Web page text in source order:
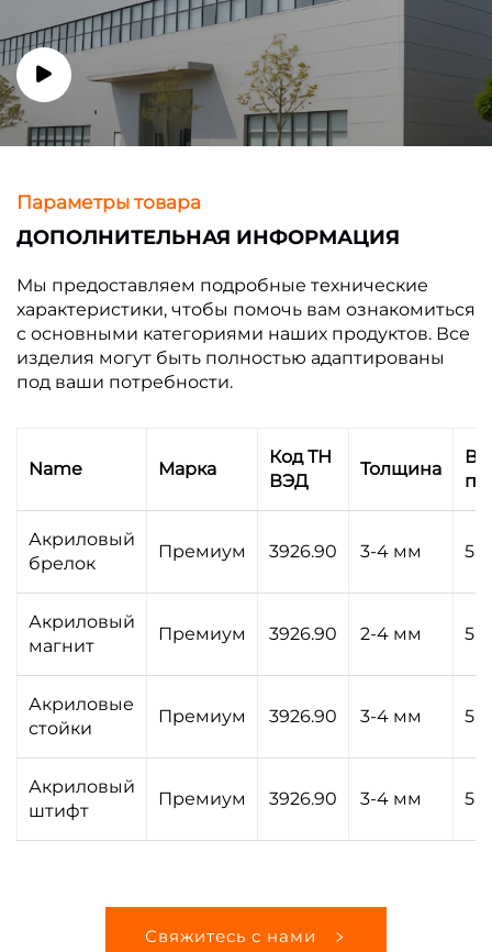
Параметры товара
ДОПОЛНИТЕЛЬНАЯ ИНФОРМАЦИЯ
Мы предоставляем подробные технические
характеристики, чтобы помочь вам ознакомиться
с основными категориями наших продуктов. Все
изделия могут быть полностью адаптированы
под ваши потребности.
Name Марка
Код ТН
ВЭД
Толщина
Акриловый
брелок
Премиум 3926.90 3-4 мм 5-
Акриловый
магнит
Премиум 3926.90 2-4 мм 5-
Акриловые
стойки
Премиум 3926.90 3-4 мм 5-
Акриловый
штифт
Премиум 3926.90 3-4 мм 5-
Свяжитесь с нами